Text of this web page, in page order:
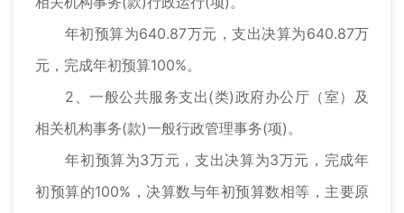
年初预算为640.87万元，支出决算为640.87万
元，完成年初预算100%。
2、一般公共服务支出(类)政府办公厅（室）及
相关机构事务(款)一般行政管理事务(项)。
年初预算为3万元，支出决算为3万元，完成年
初预算的100%，决算数与年初预算数相等，主要原